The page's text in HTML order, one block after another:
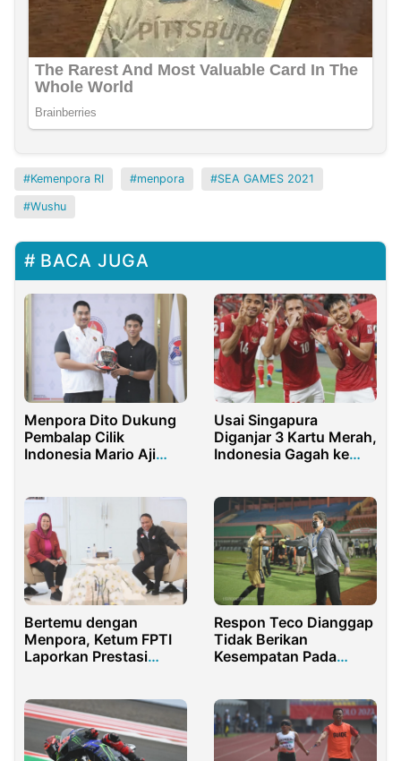
Kemenpora RI menpora SEA GAMES 2021
Wushu
BACA JUGA
Menpora Dito Dukung
Pembalap Cilik
Indonesia Mario Aji
Usai Singapura
Diganjar 3 Kartu Merah,
Indonesia Gagah ke
Bertemu dengan
Menpora, Ketum FPTI
Laporkan Prestasi
Respon Teco Dianggap
Tidak Berikan
Kesempatan Pada